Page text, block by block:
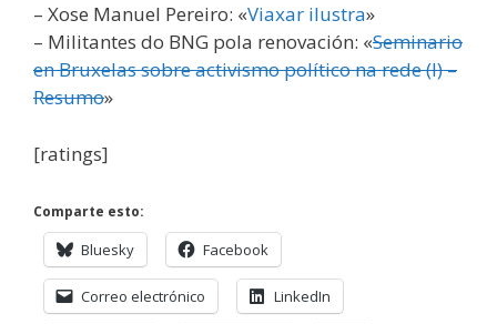
– Xose Manuel Pereiro: «Viaxar ilustra»
– Militantes do BNG pola renovación: «Seminario
en Bruxelas sobre activismo político na rede (I) –
Resumo»
[ratings]
Comparte esto:
Bluesky Facebook
Correo electrónico LinkedIn